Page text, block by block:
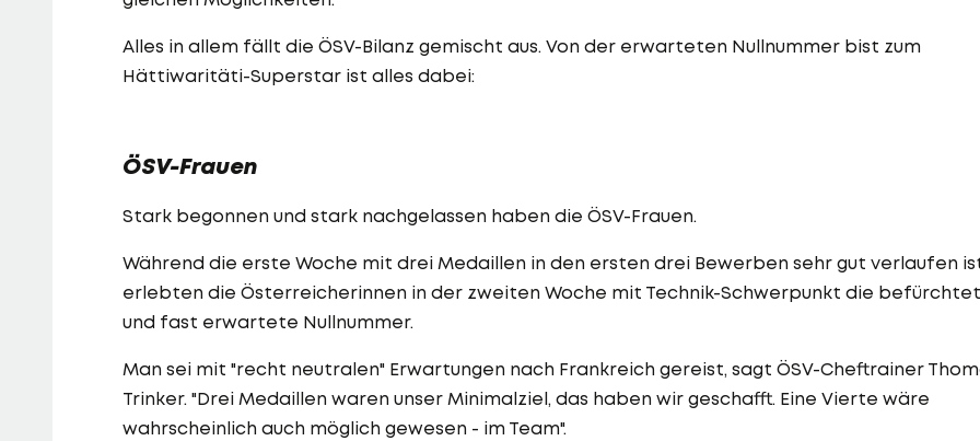
Alles in allem fällt die ÖSV-Bilanz gemischt aus. Von der erwarteten Nullnummer bist zum
Hättiwaritäti-Superstar ist alles dabei:
ÖSV-Frauen
Stark begonnen und stark nachgelassen haben die ÖSV-Frauen.
Während die erste Woche mit drei Medaillen in den ersten drei Bewerben sehr gut verlaufen
erlebten die Österreicherinnen in der zweiten Woche mit Technik-Schwerpunkt die
und fast erwartete Nullnummer.
Man sei mit "recht neutralen" Erwartungen nach Frankreich gereist, sagt ÖSV-Cheftrainer
Trinker. "Drei Medaillen waren unser Minimalziel, das haben wir geschafft. Eine Vierte wäre
wahrscheinlich auch möglich gewesen - im Team".